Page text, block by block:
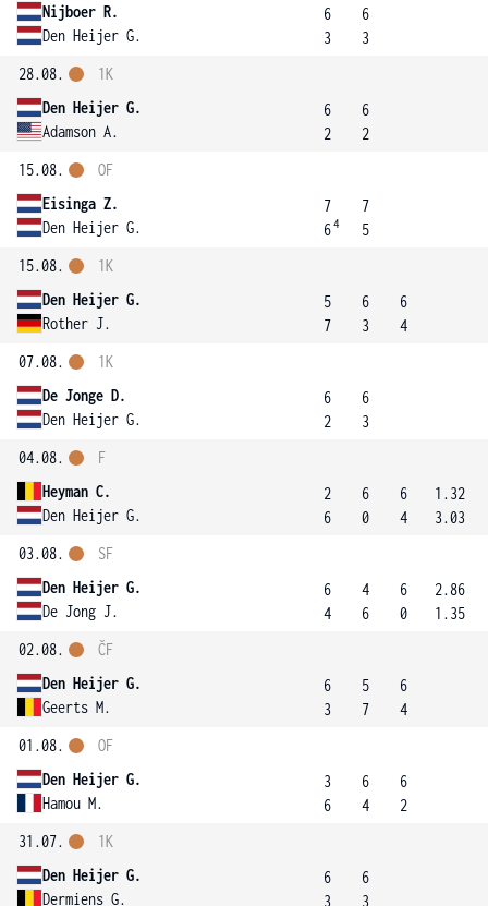
Nijboer R.
Den Heijer G.
6
3
6
3
28.08.
Den Heijer G.
Adamson A.
1K
6
2
6
2
15.08.
Eisinga Z.
Den Heijer G.
OF
7
64
7
5
15.08.
Den Heijer G.
Rother J.
1K
5
7
6
3
6
4
07.08.
De Jonge D.
Den Heijer G.
1K
6
2
6
3
04.08.
Heyman C.
Den Heijer G.
F
2
6
6
0
6
4
1.32
3.03
03.08.
Den Heijer G.
De Jong J.
SF
6
4
4
6
6
0
2.86
1.35
02.08.
Den Heijer G.
Geerts M.
ČF
6
3
5
7
6
4
01.08.
Den Heijer G.
Hamou M.
OF
3
6
6
4
6
2
31.07.
Den Heijer G.
Dermiens G.
1K
6
3
6
3